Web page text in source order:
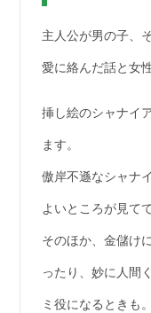
主人公が男の子、
愛に絡んだ話と女
挿し絵のシャナイ
ます。
傲岸不遜なシャナ
よいところが見て
そのほか、金儲け
ったり、妙に人間
ミ役になるときも。